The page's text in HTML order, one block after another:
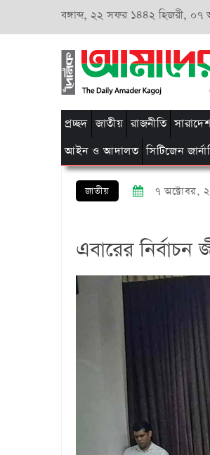
বঙ্গাব্দ, ২২ সফর ১৪৪২ হিজরী, ০৭
প্রচ্ছদ জাতীয় রাজনীতি সারাদেশ
আইন ও আদালত সিটিজেন
জাতীয় ৭ অক্টোবর,
এবারের